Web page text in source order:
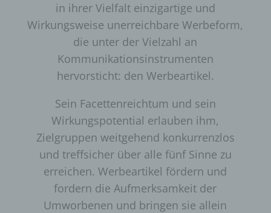
in ihrer Vielfalt einzigartige und
Wirkungsweise unerreichbare Werbeform,
die unter der Vielzahl an
Kommunikationsinstrumenten
hervorsticht: den Werbeartikel.
Sein Facettenreichtum und sein
Wirkungspotential erlauben ihm,
Zielgruppen weitgehend konkurrenzlos
und treffsicher über alle fünf Sinne zu
erreichen. Werbeartikel fördern und
fordern die Aufmerksamkeit der
Umworbenen und bringen sie allein